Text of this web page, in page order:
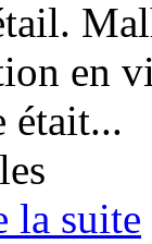
en
était...
la suite